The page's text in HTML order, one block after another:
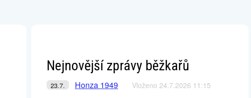
Nejnovější zprávy běžkařů
23.7. Honza 1949 Vloženo 24.7.2026 11:15